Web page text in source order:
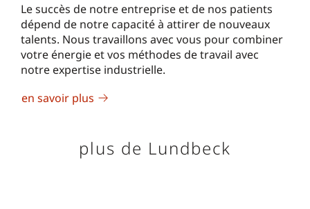
Le succès de notre entreprise et de nos patients
dépend de notre capacité à attirer de nouveaux
talents. Nous travaillons avec vous pour combiner
votre énergie et vos méthodes de travail avec
notre expertise industrielle.
en savoir plus
plus de Lundbeck